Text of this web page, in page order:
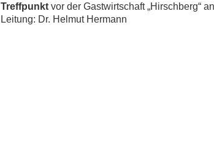
Treffpunkt vor der Gastwirtschaft „Hirschberg“
Leitung: Dr. Helmut Hermann